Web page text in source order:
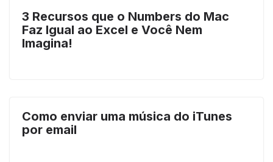
3 Recursos que o Numbers do Mac
Faz Igual ao Excel e Você Nem
Imagina!
Como enviar uma música do iTunes
por email